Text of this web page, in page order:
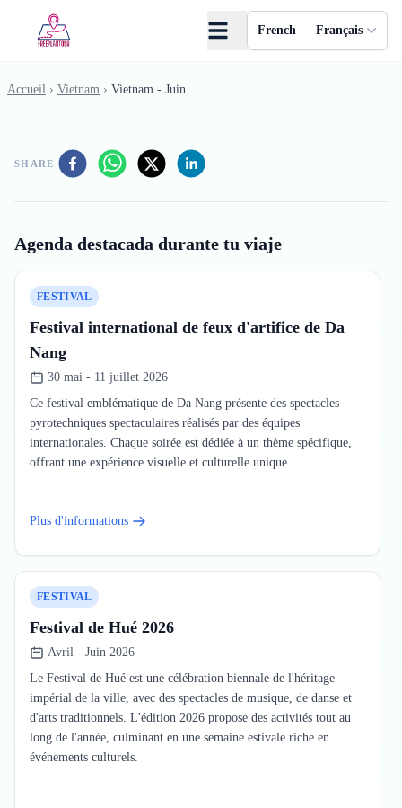
French — Français
Accueil › Vietnam › Vietnam - Juin
SHARE
Agenda destacada durante tu viaje
FESTIVAL
Festival international de feux d'artifice de Da
Nang
30 mai - 11 juillet 2026
Ce festival emblématique de Da Nang présente des spectacles
pyrotechniques spectaculaires réalisés par des équipes
internationales. Chaque soirée est dédiée à un thème spécifique,
offrant une expérience visuelle et culturelle unique.
Plus d'informations
FESTIVAL
Festival de Hué 2026
Avril - Juin 2026
Le Festival de Hué est une célébration biennale de l'héritage
impérial de la ville, avec des spectacles de musique, de danse et
d'arts traditionnels. L'édition 2026 propose des activités tout au
long de l'année, culminant en une semaine estivale riche en
événements culturels.